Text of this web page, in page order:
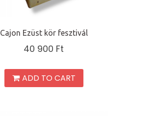
Cajon Ezüst kör fesztivál
40 900 Ft
ADD TO CART